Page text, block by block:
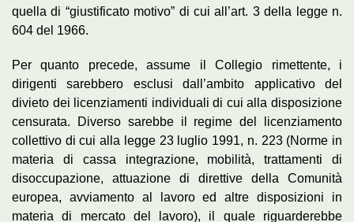
quella di “giustificato motivo” di cui all’art. 3 della legge n.
604 del 1966.
Per quanto precede, assume il Collegio rimettente, i
dirigenti sarebbero esclusi dall’ambito applicativo del
divieto dei licenziamenti individuali di cui alla disposizione
censurata. Diverso sarebbe il regime del licenziamento
collettivo di cui alla legge 23 luglio 1991, n. 223 (Norme in
materia di cassa integrazione, mobilità, trattamenti di
disoccupazione, attuazione di direttive della Comunità
europea, avviamento al lavoro ed altre disposizioni in
materia di mercato del lavoro), il quale riguarderebbe